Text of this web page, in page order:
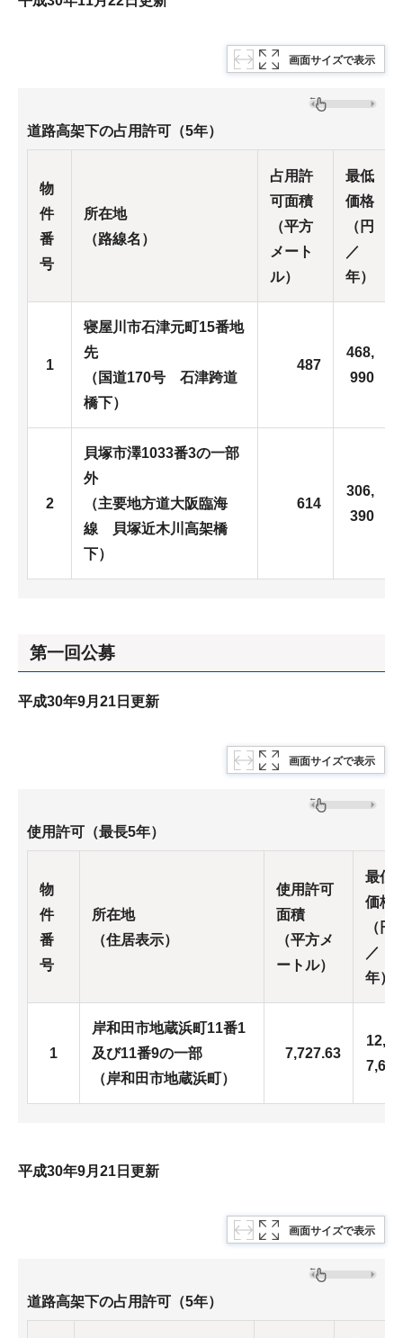
画面サイズで表示
道路高架下の占用許可（5年）
物
件
番
号
所在地
（路線名）
占用許
可面積
（平方
メート
ル）
最低
価格
（円
／
年）
1
寝屋川市石津元町15番地
先
（国道170号 石津跨道
橋下）
487
468,
990
2
貝塚市澤1033番3の一部
外
（主要地方道大阪臨海
線 貝塚近木川高架橋
下）
614
306,
390
第一回公募
平成30年9月21日更新
画面サイズで表示
使用許可（最長5年）
物
件
番
号
所在地
（住居表示）
使用許可
面積
（平方メ
ートル）
最低
価格
（円
／
年）
1
岸和田市地蔵浜町11番1
及び11番9の一部
（岸和田市地蔵浜町）
7,727.63
12,56
7,600
平成30年9月21日更新
画面サイズで表示
道路高架下の占用許可（5年）